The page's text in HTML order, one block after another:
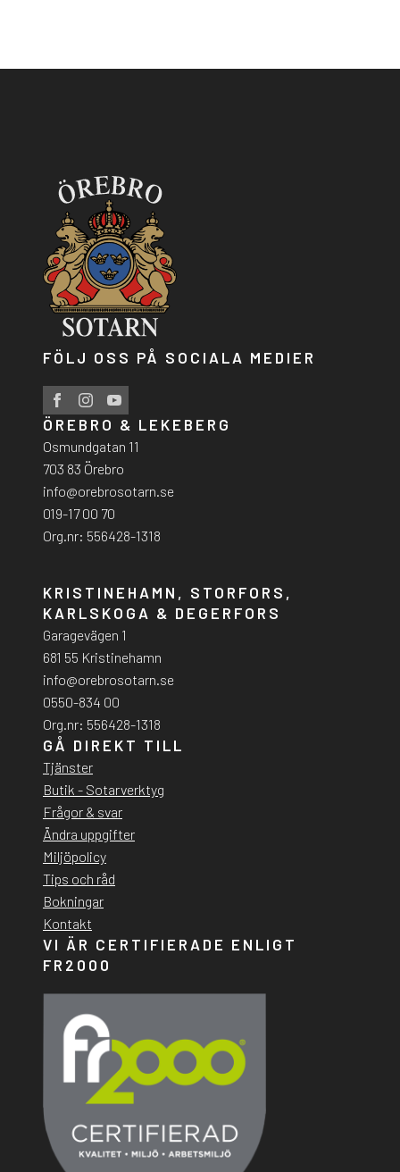
FÖLJ OSS PÅ SOCIALA MEDIER
ÖREBRO & LEKEBERG
Osmundgatan 11
703 83 Örebro
info@orebrosotarn.se
019-17 00 70
Org.nr: 556428-1318
KRISTINEHAMN, STORFORS,
KARLSKOGA & DEGERFORS
Garagevägen 1
681 55 Kristinehamn
info@orebrosotarn.se
0550-834 00
Org.nr: 556428-1318
GÅ DIREKT TILL
Tjänster
Butik - Sotarverktyg
Frågor & svar
Ändra uppgifter
Miljöpolicy
Tips och råd
Bokningar
Kontakt
VI ÄR CERTIFIERADE ENLIGT
FR2000